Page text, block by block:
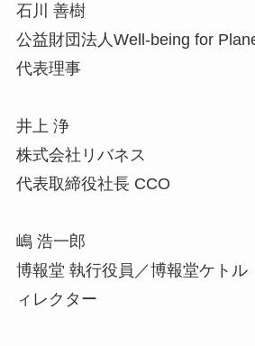
石川 善樹
公益財団法人Well-being for
代表理事
井上 浄
株式会社リバネス
代表取締役社長 CCO
嶋 浩一郎
博報堂 執行役員／博報堂ケト
ィレクター